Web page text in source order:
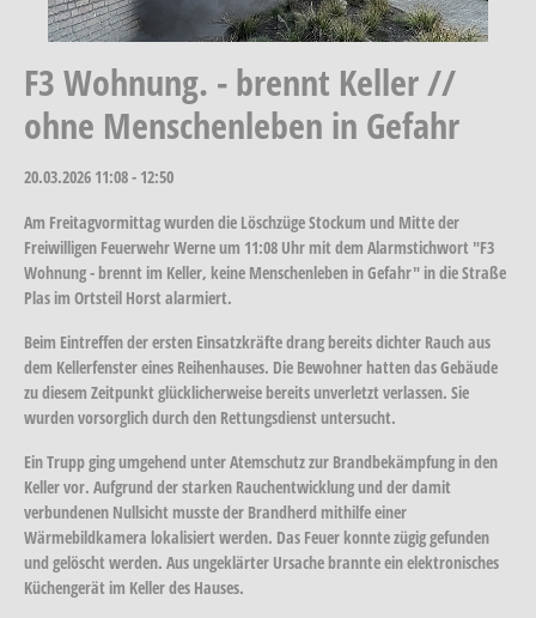
F3 Wohnung. - brennt Keller //
ohne Menschenleben in Gefahr
20.03.2026 11:08 - 12:50
Am Freitagvormittag wurden die Löschzüge Stockum und Mitte der
Freiwilligen Feuerwehr Werne um 11:08 Uhr mit dem Alarmstichwort "F3
Wohnung - brennt im Keller, keine Menschenleben in Gefahr" in die Straße
Plas im Ortsteil Horst alarmiert.
Beim Eintreffen der ersten Einsatzkräfte drang bereits dichter Rauch aus
dem Kellerfenster eines Reihenhauses. Die Bewohner hatten das Gebäude
zu diesem Zeitpunkt glücklicherweise bereits unverletzt verlassen. Sie
wurden vorsorglich durch den Rettungsdienst untersucht.
Ein Trupp ging umgehend unter Atemschutz zur Brandbekämpfung in den
Keller vor. Aufgrund der starken Rauchentwicklung und der damit
verbundenen Nullsicht musste der Brandherd mithilfe einer
Wärmebildkamera lokalisiert werden. Das Feuer konnte zügig gefunden
und gelöscht werden. Aus ungeklärter Ursache brannte ein elektronisches
Küchengerät im Keller des Hauses.